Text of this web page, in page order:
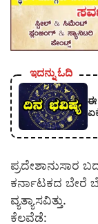
ಇದನ್ನು ಓದಿ
ಈ
ಪ್ರದೇಶಾನುಸಾರ
ಕರ್ನಾಟಕದ ಬೇರೆ
ವ್ಯತ್ಯಾಸವಿತ್ತು.
ಕೆಲವೆಡೆ: